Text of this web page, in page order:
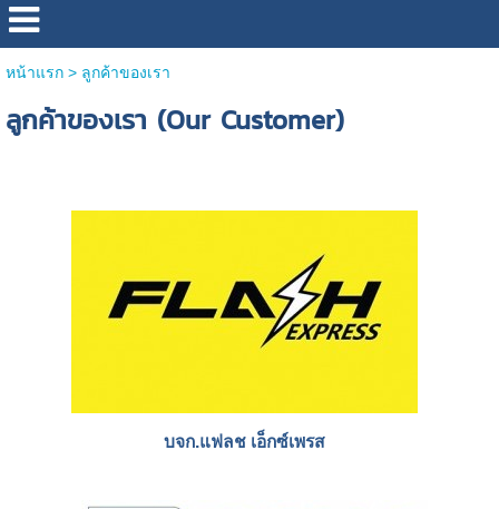
หน้าแรก> ลูกค้าของเรา
ลูกค้าของเรา (Our Customer)
บจก.แฟลช เอ็กซ์เพรส